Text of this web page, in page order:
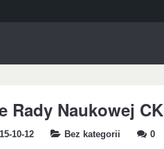
Rady Naukowej
10-12 Bez kategorii 0